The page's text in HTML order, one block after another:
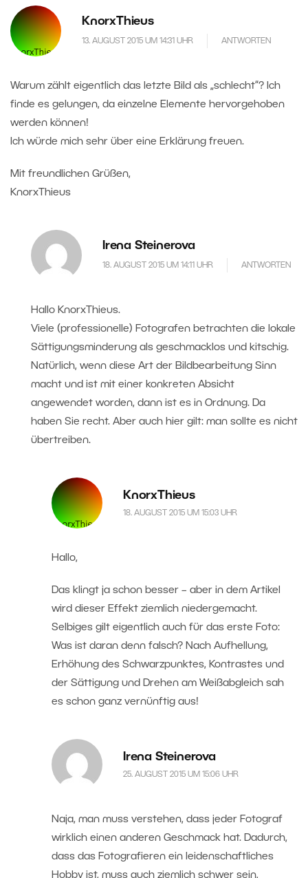
KnorxThieus
13. AUGUST 2015 UM 14:31 UHR ANTWORTEN
Warum zählt eigentlich das letzte Bild als „schlecht“? Ich
finde es gelungen, da einzelne Elemente hervorgehoben
werden können!
Ich würde mich sehr über eine Erklärung freuen.
Mit freundlichen Grüßen,
KnorxThieus
Irena Steinerova
18. AUGUST 2015 UM 14:11 UHR ANTWORTEN
Hallo KnorxThieus.
Viele (professionelle) Fotografen betrachten die lokale
Sättigungsminderung als geschmacklos und kitschig.
Natürlich, wenn diese Art der Bildbearbeitung Sinn
macht und ist mit einer konkreten Absicht
angewendet worden, dann ist es in Ordnung. Da
haben Sie recht. Aber auch hier gilt: man sollte es nicht
übertreiben.
KnorxThieus
18. AUGUST 2015 UM 15:03 UHR
Hallo,
Das klingt ja schon besser – aber in dem Artikel
wird dieser Effekt ziemlich niedergemacht.
Selbiges gilt eigentlich auch für das erste Foto:
Was ist daran denn falsch? Nach Aufhellung,
Erhöhung des Schwarzpunktes, Kontrastes und
der Sättigung und Drehen am Weißabgleich sah
es schon ganz vernünftig aus!
Irena Steinerova
25. AUGUST 2015 UM 15:06 UHR
Naja, man muss verstehen, dass jeder Fotograf
wirklich einen anderen Geschmack hat. Dadurch,
dass das Fotografieren ein leidenschaftliches
Hobby ist, muss auch ziemlich schwer sein,